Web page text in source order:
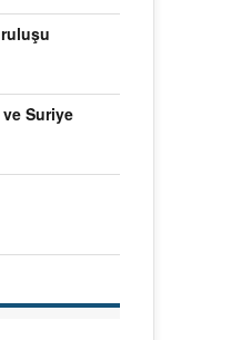
Suriye